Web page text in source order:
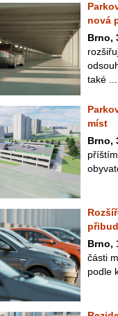
nová
Brno,
také ...
míst
Brno,
Brno,
části
podle